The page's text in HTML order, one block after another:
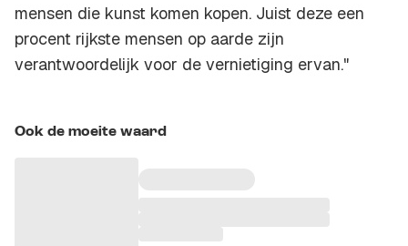
mensen die kunst komen kopen. Juist deze een
procent rijkste mensen op aarde zijn
verantwoordelijk voor de vernietiging ervan."
Ook de moeite waard